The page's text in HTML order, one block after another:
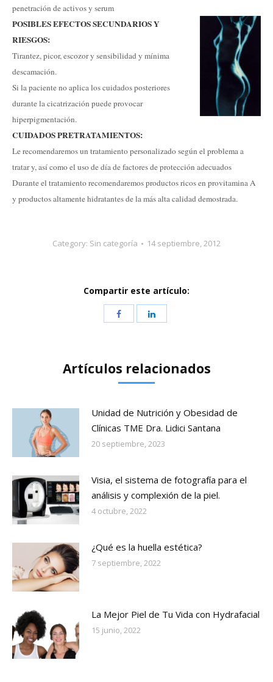
penetración de activos y serum
POSIBLES EFECTOS SECUNDARIOS Y
RIESGOS:
Tirantez, picor, escozor y sensibilidad y mínima
descamación.
Si la paciente no aplica los cuidados posteriores
durante la cicatrización puede provocar
hiperpigmentación.
CUIDADOS PRETRATAMIENTOS:
Le recomendaremos un tratamiento personalizado según el problema a
tratar y, así como el uso de día de factores de protección adecuados
Durante el tratamiento recomendaremos productos ricos en provitamina A
y productos altamente hidratantes de la más alta calidad demostrada.
Category: Sin categoría 14 septiembre, 2012
Compartir este artículo:
Artículos relacionados
Unidad de Nutrición y Obesidad de
Clínicas TME Dra. Lidici Santana
20 septiembre, 2023
Visia, el sistema de fotografía para el
análisis y complexión de la piel.
4 octubre, 2022
¿Qué es la huella estética?
7 septiembre, 2022
La Mejor Piel de Tu Vida con Hydrafacial
15 junio, 2022